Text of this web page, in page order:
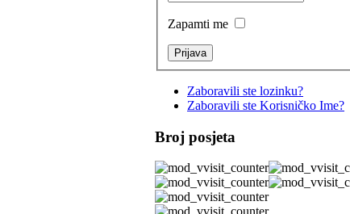
Zapamti me
Zaboravili ste lozinku?
Zaboravili ste Korisničko Ime?
Broj posjeta